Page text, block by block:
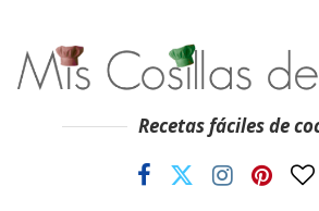
Recetas fáciles de